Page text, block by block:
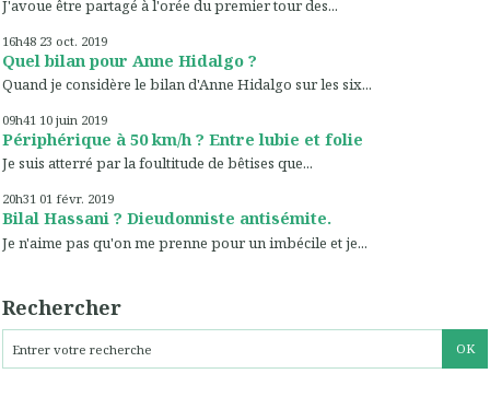
J'avoue être partagé à l'orée du premier tour des...
16h48 23 oct. 2019
Quel bilan pour Anne Hidalgo ?
Quand je considère le bilan d'Anne Hidalgo sur les six...
09h41 10 juin 2019
Périphérique à 50 km/h ? Entre lubie et folie
Je suis atterré par la foultitude de bêtises que...
20h31 01 févr. 2019
Bilal Hassani ? Dieudonniste antisémite.
Je n'aime pas qu'on me prenne pour un imbécile et je...
Rechercher